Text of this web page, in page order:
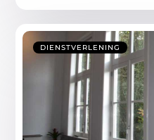
DIENSTVERLENING